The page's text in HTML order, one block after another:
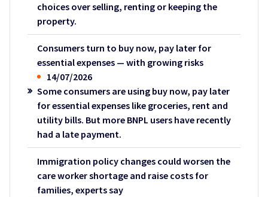
choices over selling, renting or keeping the
property.
Consumers turn to buy now, pay later for
essential expenses — with growing risks
14/07/2026
Some consumers are using buy now, pay later
for essential expenses like groceries, rent and
utility bills. But more BNPL users have recently
had a late payment.
Immigration policy changes could worsen the
care worker shortage and raise costs for
families, experts say